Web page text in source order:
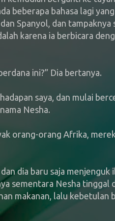
beberapa bahasa lagi
Spanyol, dan tampaknya
karena ia berbicara
ini?” Dia bertanya.
saya, dan mulai
Nesha.
orang-orang Afrika,
dia baru saja
sementara Nesha tinggal
makanan, lalu kebetulan